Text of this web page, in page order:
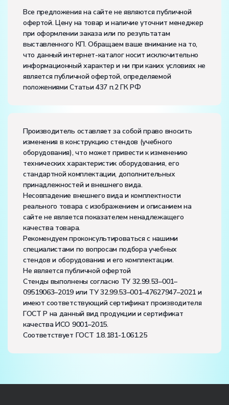
Размеры (Д x Ш x В):
Электропитание:
напряжение, В:220
частота, Гц:50
Класс защиты от поражения электрическим током:
Диапазон рабочих температур, ˚С:+5…+50
Влажность, %:до 80
Количество человек, которое одновременно и
Все предложения на сайте не являются публичной
офертой. Цену на товар и наличие уточнит менеджер
при оформлении заказа или по результатам
выставленного КП. Обращаем ваше внимание на то,
что данный интернет-каталог носит исключительно
информационный характер и ни при каких условиях не
является публичной офертой, определяемой
положениями Статьи 437 п.2 ГК РФ
Производитель оставляет за собой право вносить
изменения в конструкцию стендов (учебного
оборудования), что может привести к изменению
технических характеристик оборудования, его
стандартной комплектации, дополнительных
принадлежностей и внешнего вида.
Несовпадение внешнего вида и комплектности
реального товара с изображением и описанием на
сайте не является показателем ненадлежащего
качества товара.
Рекомендуем проконсультироваться с нашими
специалистами по вопросам подбора учебных
стендов и оборудования и его комплектации.
Не является публичной офертой
Стенды выполнены согласно ТУ 32.99.53–001–
09519063–2019 или ТУ 32.99.53–001–47627947–2021 и
имеют соответствующий сертификат производителя
ГОСТ Р на данный вид продукции и сертификат
качества ИСО 9001–2015.
Соответствует ГОСТ 1.8.181-1.061.25